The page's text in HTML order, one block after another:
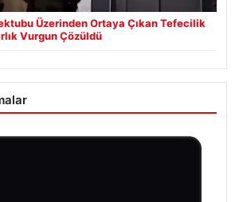
Üzerinden Ortaya Çıkan Tefecilik
Vurgun Çözüldü